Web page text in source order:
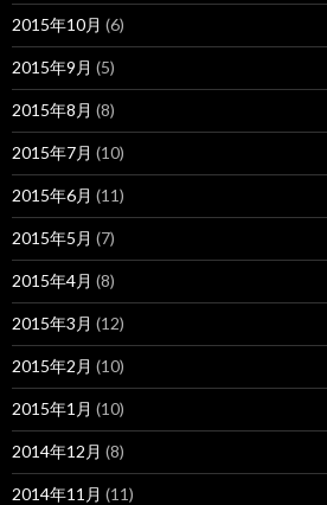
2015年10月 (6)
2015年9月 (5)
2015年8月 (8)
2015年7月 (10)
2015年6月 (11)
2015年5月 (7)
2015年4月 (8)
2015年3月 (12)
2015年2月 (10)
2015年1月 (10)
2014年12月 (8)
2014年11月 (11)